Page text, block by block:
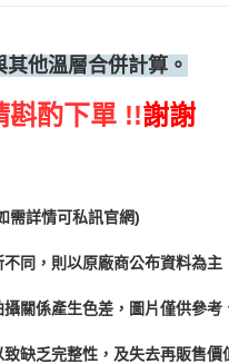
他溫層合併計算。
斟酌下單 !!謝謝
需詳情可私訊官網)
同，則以原廠商公布資料為主
關係產生色差，圖片僅供參
缺乏完整性，及失去再販售